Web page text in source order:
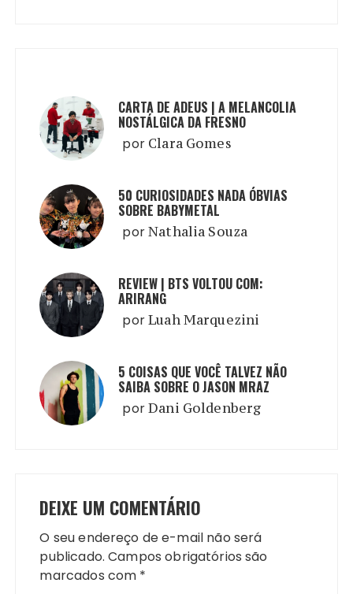
CARTA DE ADEUS | A MELANCOLIA
NOSTÁLGICA DA FRESNO
por Clara Gomes
50 CURIOSIDADES NADA ÓBVIAS
SOBRE BABYMETAL
porNathalia Souza
REVIEW | BTS VOLTOU COM:
ARIRANG
porLuah Marquezini
5 COISAS QUE VOCÊ TALVEZ NÃO
SAIBA SOBRE O JASON MRAZ
porDani Goldenberg
DEIXE UM COMENTÁRIO
O seu endereço de e-mail não será
publicado. Campos obrigatórios são
marcados com *